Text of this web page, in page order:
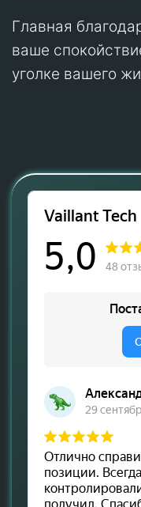
Главная
ваше
уголке вашего